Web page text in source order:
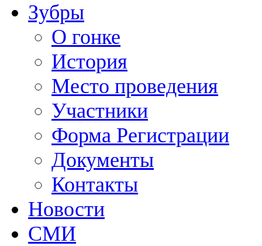
Зубры
О гонке
История
Место проведения
Участники
Форма Регистрации
Документы
Контакты
Новости
СМИ